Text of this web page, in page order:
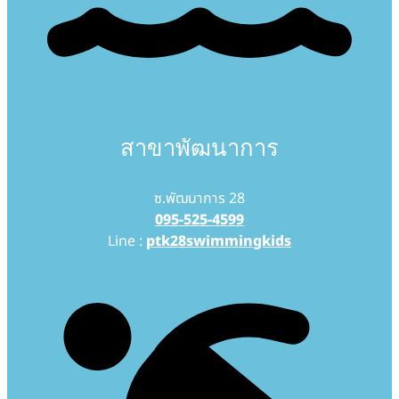
สาขาพัฒนาการ
ซ.พัฒนาการ 28
095-525-4599
Line : ptk28swimmingkids